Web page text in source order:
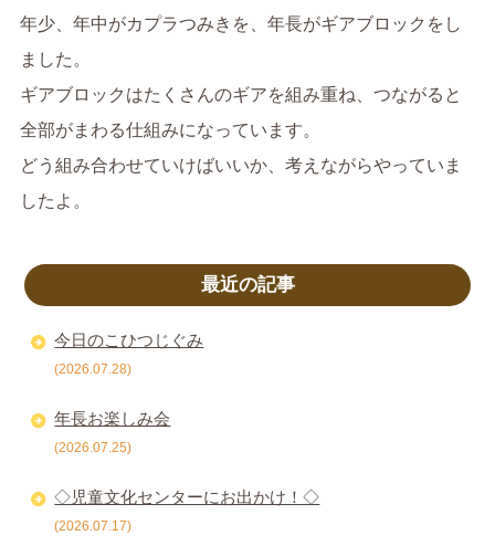
年少、年中がカプラつみきを、年長がギアブロックをし
ました。
ギアブロックはたくさんのギアを組み重ね、つながると
全部がまわる仕組みになっています。
どう組み合わせていけばいいか、考えながらやっていま
したよ。
最近の記事
今日のこひつじぐみ
(2026.07.28)
年長お楽しみ会
(2026.07.25)
◇児童文化センターにお出かけ！◇
(2026.07.17)